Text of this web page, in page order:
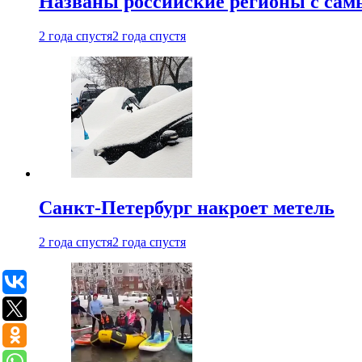
2 года спустя2 года спустя
Санкт-Петербург накроет метель
2 года спустя2 года спустя